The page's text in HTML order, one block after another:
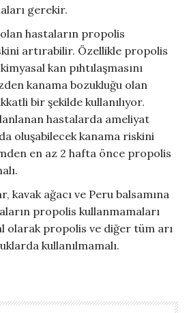
gerekir.
hastaların propolis
artırabilir. Özellikle propolis
kan pıhtılaşmasını
kanama bozukluğu olan
bir şekilde kullanılıyor.
hastalarda ameliyat
oluşabilecek kanama riskini
en az 2 hafta önce propolis
kavak ağacı ve Peru balsamına
propolis kullanmamaları
olarak propolis ve diğer tüm arı
kullanılmamalı.